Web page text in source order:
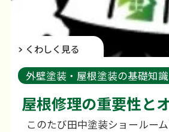
くわしく見る
外壁塗装・屋根塗装の基礎知識
外壁塗装のご相談